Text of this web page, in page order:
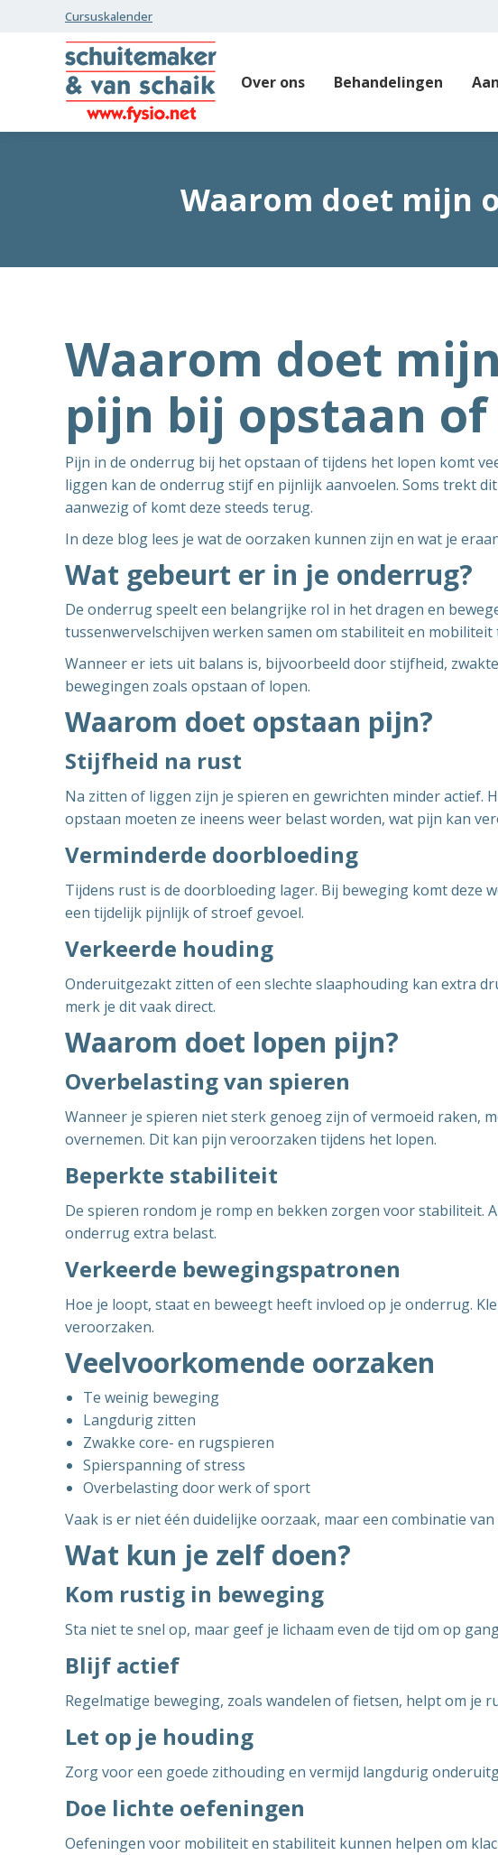
Cursuskalender
Over ons Behandelingen
Waarom doet mijn
Waarom doet
pijn bij opstaan of
Pijn in de onderrug bij het opstaan of tijdens het lopen komt
liggen kan de onderrug stijf en pijnlijk aanvoelen. Soms trekt
aanwezig of komt deze steeds terug.
In deze blog lees je wat de oorzaken kunnen zijn en wat je
Wat gebeurt er in je onderrug?
De onderrug speelt een belangrijke rol in het dragen en
tussenwervelschijven werken samen om stabiliteit en mobiliteit
Wanneer er iets uit balans is, bijvoorbeeld door stijfheid,
bewegingen zoals opstaan of lopen.
Waarom doet opstaan pijn?
Stijfheid na rust
Na zitten of liggen zijn je spieren en gewrichten minder actief.
opstaan moeten ze ineens weer belast worden, wat pijn kan
Verminderde doorbloeding
Tijdens rust is de doorbloeding lager. Bij beweging komt deze
een tijdelijk pijnlijk of stroef gevoel.
Verkeerde houding
Onderuitgezakt zitten of een slechte slaaphouding kan extra
merk je dit vaak direct.
Waarom doet lopen pijn?
Overbelasting van spieren
Wanneer je spieren niet sterk genoeg zijn of vermoeid raken,
overnemen. Dit kan pijn veroorzaken tijdens het lopen.
Beperkte stabiliteit
De spieren rondom je romp en bekken zorgen voor stabiliteit.
onderrug extra belast.
Verkeerde bewegingspatronen
Hoe je loopt, staat en beweegt heeft invloed op je onderrug.
veroorzaken.
Veelvoorkomende oorzaken
Te weinig beweging
Langdurig zitten
Zwakke core- en rugspieren
Spierspanning of stress
Overbelasting door werk of sport
Vaak is er niet één duidelijke oorzaak, maar een combinatie
Wat kun je zelf doen?
Kom rustig in beweging
Sta niet te snel op, maar geef je lichaam even de tijd om op
Blijf actief
Regelmatige beweging, zoals wandelen of fietsen, helpt om je
Let op je houding
Zorg voor een goede zithouding en vermijd langdurig
Doe lichte oefeningen
Oefeningen voor mobiliteit en stabiliteit kunnen helpen om